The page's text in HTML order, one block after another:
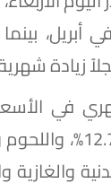
مايو، مقابل
في